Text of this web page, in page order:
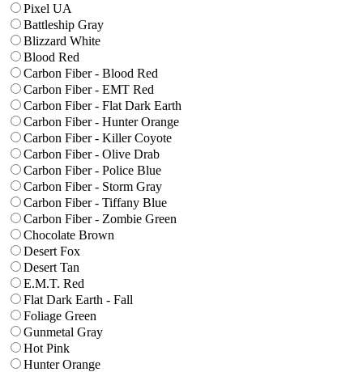
Pixel UA
Battleship Gray
Blizzard White
Blood Red
Carbon Fiber - Blood Red
Carbon Fiber - EMT Red
Carbon Fiber - Flat Dark Earth
Carbon Fiber - Hunter Orange
Carbon Fiber - Killer Coyote
Carbon Fiber - Olive Drab
Carbon Fiber - Police Blue
Carbon Fiber - Storm Gray
Carbon Fiber - Tiffany Blue
Carbon Fiber - Zombie Green
Chocolate Brown
Desert Fox
Desert Tan
E.M.T. Red
Flat Dark Earth - Fall
Foliage Green
Gunmetal Gray
Hot Pink
Hunter Orange